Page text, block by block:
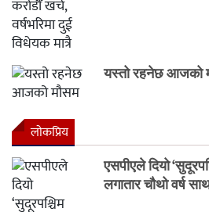
यस्तो रहनेछ आजको
लाेकप्रिय
एसपीएले दियो
लगातार चौथो वर्ष